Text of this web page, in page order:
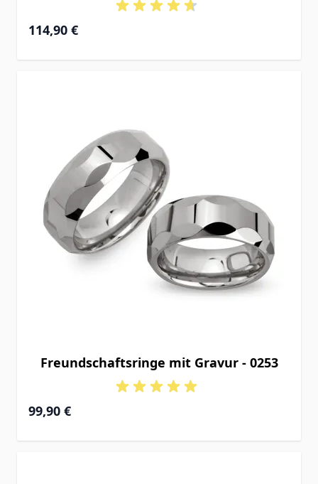
114,90 €
Freundschaftsringe mit Gravur - 0253
99,90 €